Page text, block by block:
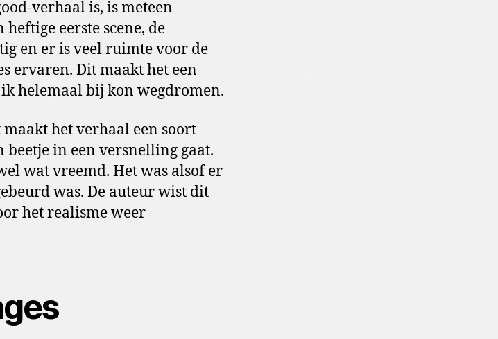
verhaal is, is meteen
eerste scene, de
en er is veel ruimte voor de
ervaren. Dit maakt het een
helemaal bij kon wegdromen.
het verhaal een soort
in een versnelling gaat.
wat vreemd. Het was alsof er
was. De auteur wist dit
het realisme weer